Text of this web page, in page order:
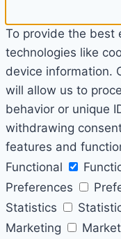
To provide the best
technologies like
device information.
will allow us to
behavior or unique
withdrawing
features and
Functional
Preferences
Statistics
Marketing